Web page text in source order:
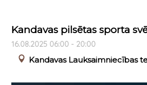
Kandavas pilsētas sporta
16.08.2025 06:00 - 20:00
Kandavas Lauksaimniecības